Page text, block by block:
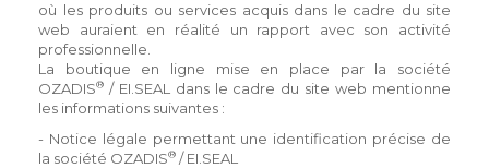
où les produits ou services acquis dans le cadre du site
web auraient en réalité un rapport avec son activité
professionnelle.
La boutique en ligne mise en place par la société
OZADIS® / EI.SEAL dans le cadre du site web mentionne
les informations suivantes :
- Notice légale permettant une identification précise de
la société OZADIS® / EI.SEAL